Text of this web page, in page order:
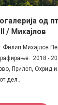
од
/ Михајлов
Филип Михајлов
2018 -
Прилеп, Охрид
дел...